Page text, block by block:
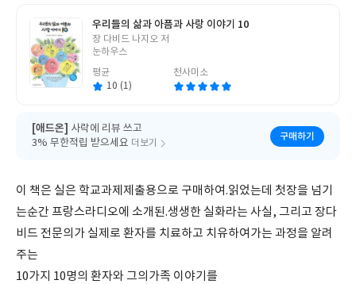
우리들의 삶과 아픔과 사랑 이야기 10
글
쓴
장 다비드 나지오 저
눈하우스
평균
10 (1)
천사미소
[애드온] 사락에 리뷰 쓰고
3% 무한적립 받으세요 더보기
구매하기
이 책은 실은 학교과제제출용으로 구매하여.읽었는데 첫장을 넘기
는순간 프랑스라디오에 소개된.생생한 실화라는 사실, 그리고 장다
비드 전문의가 실제로 환자를 치료하고 치유하여가는 과정을 알려
주는
10가지 10명의 환자와 그의가족 이야기를